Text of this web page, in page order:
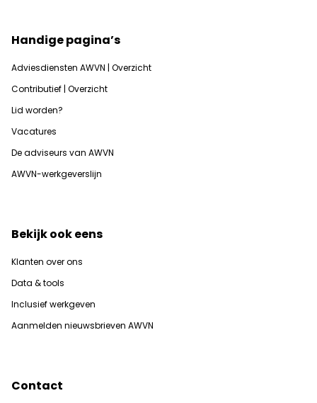
Handige pagina’s
Adviesdiensten AWVN | Overzicht
Contributief | Overzicht
Lid worden?
Vacatures
De adviseurs van AWVN
AWVN-werkgeverslijn
Bekijk ook eens
Klanten over ons
Data & tools
Inclusief werkgeven
Aanmelden nieuwsbrieven AWVN
Contact